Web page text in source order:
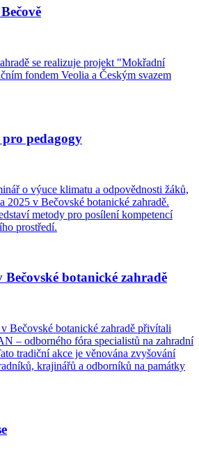
se realizuje projekt "Mokřadní
fondem Veolia a Českým svazem
pedagogy
o výuce klimatu a odpovědnosti žáků,
2025 v Bečovské botanické zahradě.
metody pro posílení kompetencí
prostředí.
botanické zahradě
Bečovské botanické zahradě přivítali
– odborného fóra specialistů na zahradní
tradiční akce je věnována zvyšování
krajinářů a odborníků na památky